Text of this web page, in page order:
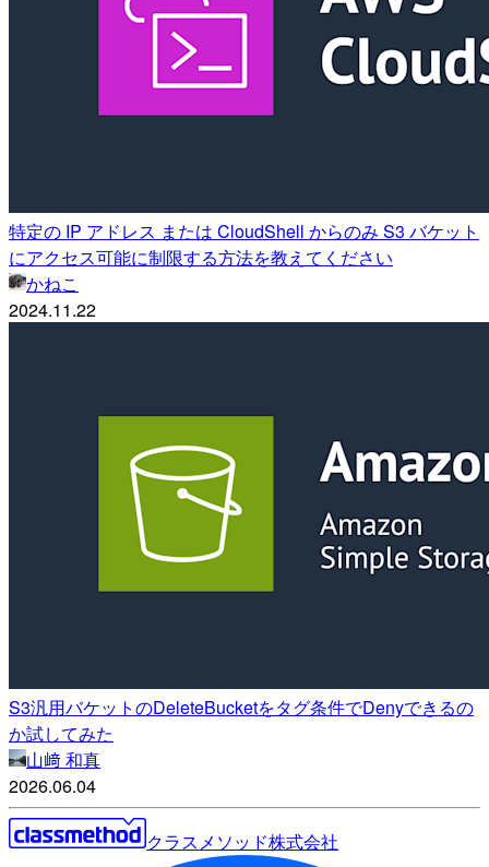
特定の IP アドレス または CloudShell からのみ S3 バケット
にアクセス可能に制限する方法を教えてください
かねこ
2024.11.22
S3汎用バケットのDeleteBucketをタグ条件でDenyできるの
か試してみた
山﨑 和真
2026.06.04
クラスメソッド株式会社